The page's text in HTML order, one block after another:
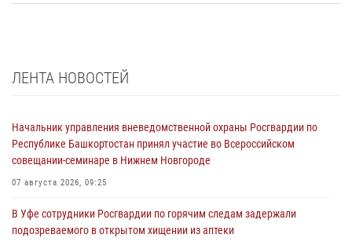
ЛЕНТА НОВОСТЕЙ
Начальник управления вневедомственной охраны Росгвардии по
Республике Башкортостан принял участие во Всероссийском
совещании-семинаре в Нижнем Новгороде
07 августа 2026, 09:25
В Уфе сотрудники Росгвардии по горячим следам задержали
подозреваемого в открытом хищении из аптеки